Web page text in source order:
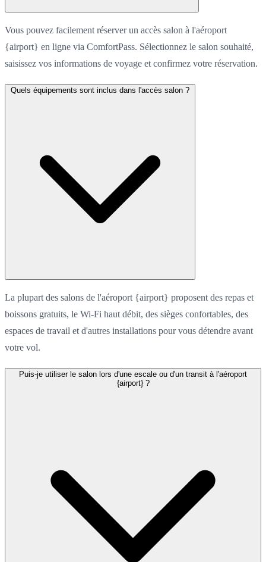
Vous pouvez facilement réserver un accès salon à l'aéroport
{airport} en ligne via ComfortPass. Sélectionnez le salon souhaité,
saisissez vos informations de voyage et confirmez votre réservation.
Quels équipements sont inclus dans l'accès salon ?
La plupart des salons de l'aéroport {airport} proposent des repas et
boissons gratuits, le Wi-Fi haut débit, des sièges confortables, des
espaces de travail et d'autres installations pour vous détendre avant
votre vol.
Puis-je utiliser le salon lors d'une escale ou d'un transit à l'aéroport
{airport} ?